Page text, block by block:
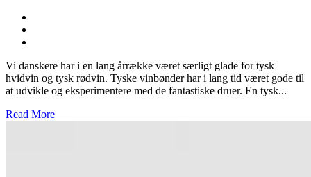
Vi danskere har i en lang årrække været særligt glade for tysk
hvidvin og tysk rødvin. Tyske vinbønder har i lang tid været gode til
at udvikle og eksperimentere med de fantastiske druer. En tysk...
Read More